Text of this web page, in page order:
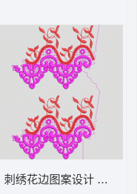
码
刺绣花边图案设计 水溶满